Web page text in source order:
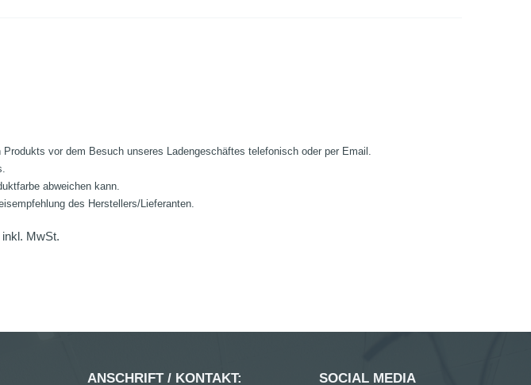
vor dem Besuch unseres Ladengeschäftes telefonisch oder per Email.
abweichen kann.
des Herstellers/Lieferanten.
MwSt.
ANSCHRIFT / KONTAKT: SOCIAL MEDIA